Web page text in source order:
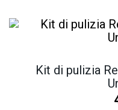
Kit di pulizia